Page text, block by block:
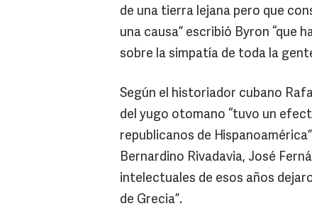
de una tierra lejana pero que
una causa” escribió Byron “que
sobre la simpatía de toda la
Según el historiador cubano
del yugo otomano “tuvo un
republicanos de
Bernardino Rivadavia, José
intelectuales de esos años
de Grecia”.